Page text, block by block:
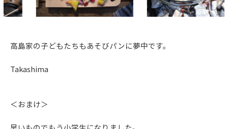
高島家の子どもたちもあそびパンに夢中です。
Takashima
＜おまけ＞